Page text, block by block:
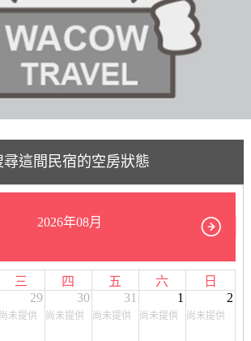
尋這間民宿的空房狀態
2026年08月
三 四 五 六
日
29
尚未提供
30
尚未提供
31
尚未提供
1
尚未提供
2
尚未提供